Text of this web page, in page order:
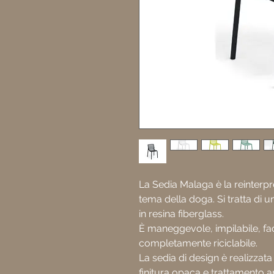
La Sedia Malaga è la
tema della doga. Si tratta di
in resina fiberglass.
È maneggevole, impilabile,
completamente riciclabile.
La sedia di design è